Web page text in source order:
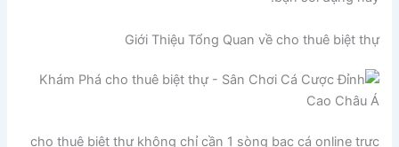
Giới Thiệu Tổng Quan về cho thuê biệt thự
cho thuê biệt thự không chỉ cần 1 sòng bạc cá online trực